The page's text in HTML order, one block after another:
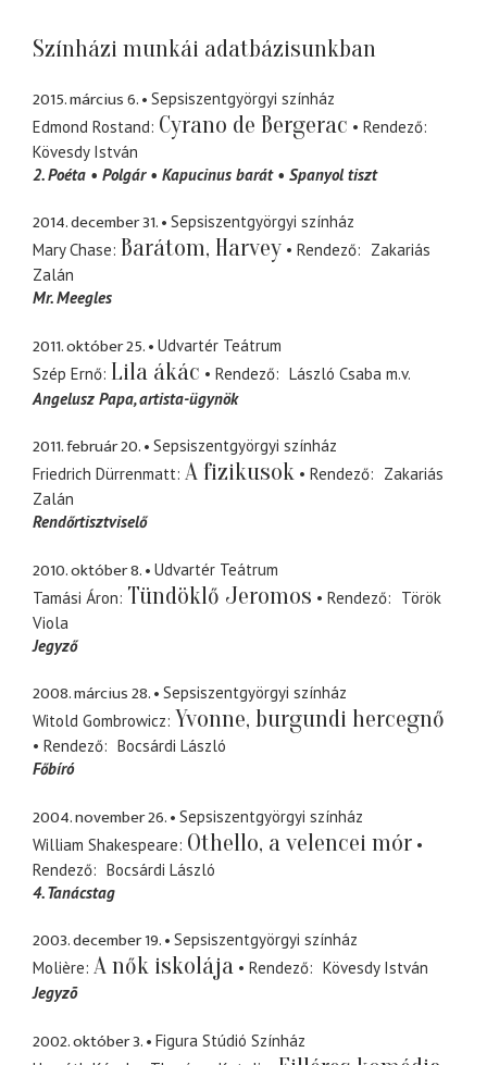
Színházi munkái adatbázisunkban
2015. március 6.
Sepsiszentgyörgyi színház
Edmond Rostand Cyrano de Bergerac
Rendező
Kövesdy István
2. Poéta
Polgár Kapucinus barát Spanyol tiszt
2014. december 31.
Sepsiszentgyörgyi színház
Mary Chase Barátom, Harvey Rendező
Zakariás
Zalán
Mr. Meegles
2011. október 25.
Udvartér Teátrum
Szép Ernő Lila ákác Rendező László Csaba m.v.
Angelusz Papa artista-ügynök
2011. február 20.
Sepsiszentgyörgyi színház
Friedrich Dürrenmatt A fizikusok Rendező
Zakariás
Zalán
Rendőrtisztviselő
2010. október 8.
Udvartér Teátrum
Tamási Áron Tündöklő Jeromos Rendező
Török
Viola
Jegyző
2008. március 28.
Sepsiszentgyörgyi színház
Witold Gombrowicz Yvonne, burgundi hercegnő
Rendező
Bocsárdi László
Főbíró
2004. november 26.
Sepsiszentgyörgyi színház
William Shakespeare Othello, a velencei mór
Rendező
Bocsárdi László
4. Tanácstag
2003. december 19.
Sepsiszentgyörgyi színház
Molière A nők iskolája Rendező
Kövesdy István
Jegyzõ
2002. október 3.
Figura Stúdió Színház